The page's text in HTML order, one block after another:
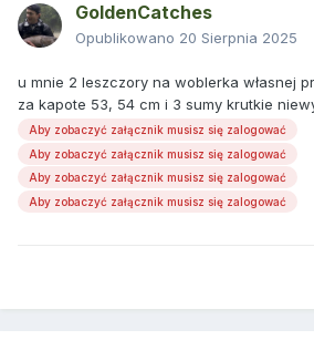
GoldenCatches
Opublikowano 20 Sierpnia 2025
u mnie 2 leszczory na woblerka własnej
za kapote 53, 54 cm i 3 sumy krutkie
Aby zobaczyć załącznik musisz się zalogować
Aby zobaczyć załącznik musisz się zalogować
Aby zobaczyć załącznik musisz się zalogować
Aby zobaczyć załącznik musisz się zalogować